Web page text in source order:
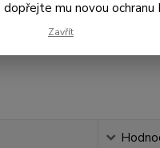
mu novou ochranu
Zavřít